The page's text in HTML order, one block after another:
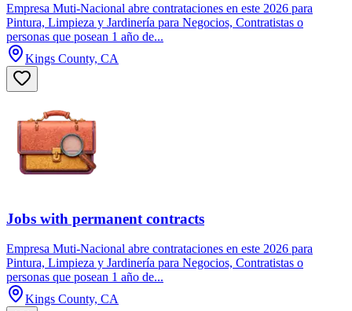
Empresa Muti-Nacional abre contrataciones en este 2026 para
Pintura, Limpieza y Jardinería para Negocios, Contratistas o
personas que posean 1 año de...
Kings County, CA
Jobs with permanent contracts
Empresa Muti-Nacional abre contrataciones en este 2026 para
Pintura, Limpieza y Jardinería para Negocios, Contratistas o
personas que posean 1 año de...
Kings County, CA